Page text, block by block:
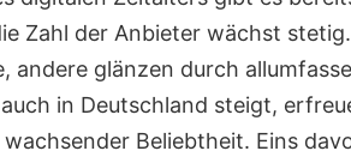
Zahl der Anbieter wächst
andere glänzen durch
in Deutschland steigt,
Beliebtheit. Eins